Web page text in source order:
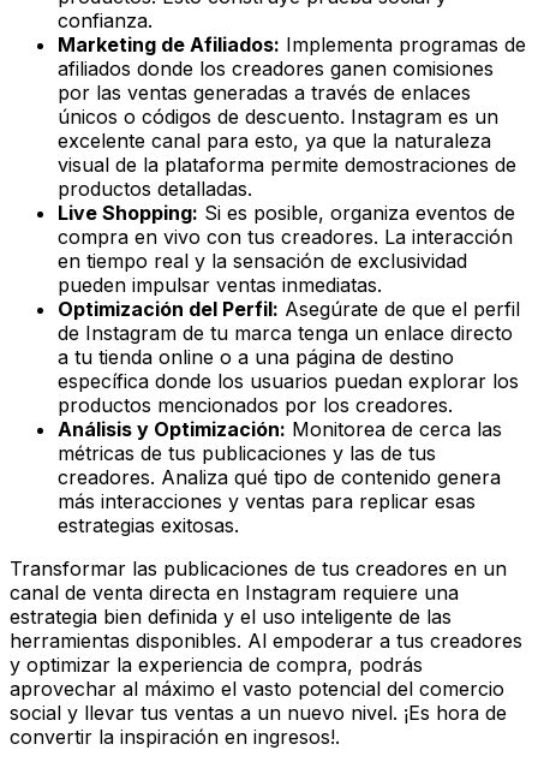
confianza.
Marketing de Afiliados: Implementa programas de
afiliados donde los creadores ganen comisiones
por las ventas generadas a través de enlaces
únicos o códigos de descuento. Instagram es un
excelente canal para esto, ya que la naturaleza
visual de la plataforma permite demostraciones de
productos detalladas.
Live Shopping: Si es posible, organiza eventos de
compra en vivo con tus creadores. La interacción
en tiempo real y la sensación de exclusividad
pueden impulsar ventas inmediatas.
Optimización del Perfil: Asegúrate de que el perfil
de Instagram de tu marca tenga un enlace directo
a tu tienda online o a una página de destino
específica donde los usuarios puedan explorar los
productos mencionados por los creadores.
Análisis y Optimización: Monitorea de cerca las
métricas de tus publicaciones y las de tus
creadores. Analiza qué tipo de contenido genera
más interacciones y ventas para replicar esas
estrategias exitosas.
Transformar las publicaciones de tus creadores en un
canal de venta directa en Instagram requiere una
estrategia bien definida y el uso inteligente de las
herramientas disponibles. Al empoderar a tus creadores
y optimizar la experiencia de compra, podrás
aprovechar al máximo el vasto potencial del comercio
social y llevar tus ventas a un nuevo nivel. ¡Es hora de
convertir la inspiración en ingresos!.